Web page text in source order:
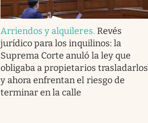
Arriendos y alquileres. Revés
jurídico para los inquilinos: la
Suprema Corte anuló la ley que
obligaba a propietarios trasladarlos
y ahora enfrentan el riesgo de
terminar en la calle